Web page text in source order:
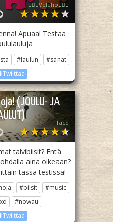
🧙🏻‍♀️Veleho🧙🏻‍♀️
Apuaa! Testaa
#laulun
#sanat
Twiittaa
(JOULU- JA
Taco
talvibiisit? Entä
aina oikeaan?
tässä testissä!
#biisit
#music
#nowau
Twiittaa